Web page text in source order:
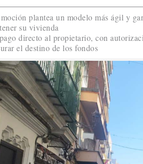
plantea un modelo más ágil y
su vivienda
directo al propietario, con
el destino de los fondos